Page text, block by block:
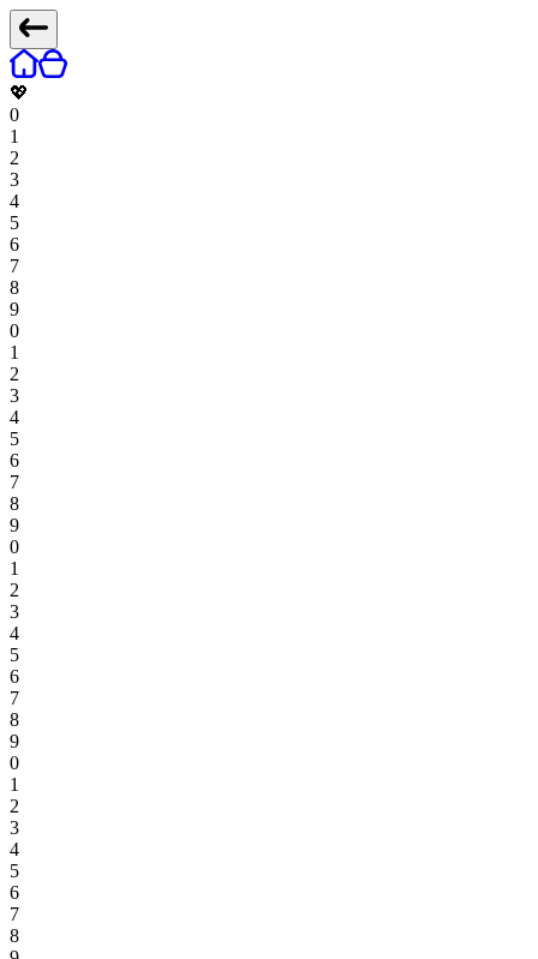
💖
0
1
2
3
4
5
6
7
8
9
0
1
2
3
4
5
6
7
8
9
0
1
2
3
4
5
6
7
8
9
0
1
2
3
4
5
6
7
8